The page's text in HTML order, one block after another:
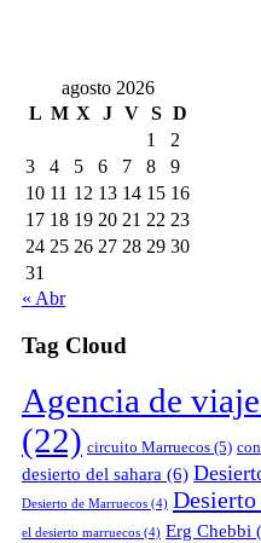
agosto 2026
L M X J V S D
1
2
3
4 5 6 7 8
9
10 11 12 13 14 15 16
17 18 19 20 21 22 23
24 25 26 27 28 29 30
31
« Abr
Tag Cloud
Agencia de
(22) circuito Marruecos (5)
desierto del sahara (6)
Desierto de Marruecos (4) Desierto
el desierto marruecos (4) Erg Chebbi